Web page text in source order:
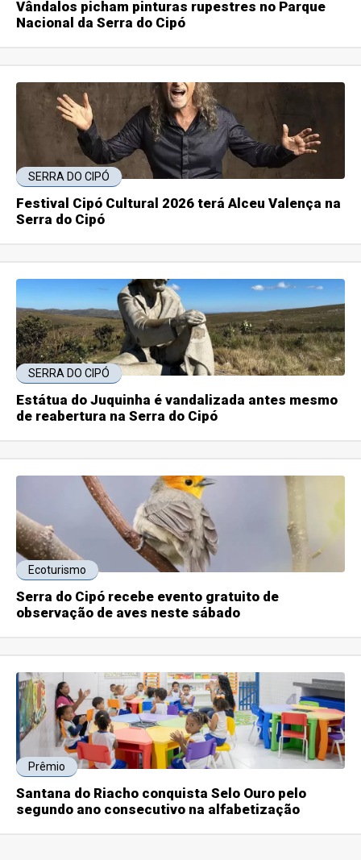
Vândalos picham pinturas rupestres no Parque
Nacional da Serra do Cipó
SERRA DO CIPÓ
Festival Cipó Cultural 2026 terá Alceu Valença na
Serra do Cipó
SERRA DO CIPÓ
Estátua do Juquinha é vandalizada antes mesmo
de reabertura na Serra do Cipó
Ecoturismo
Serra do Cipó recebe evento gratuito de
observação de aves neste sábado
Prêmio
Santana do Riacho conquista Selo Ouro pelo
segundo ano consecutivo na alfabetização